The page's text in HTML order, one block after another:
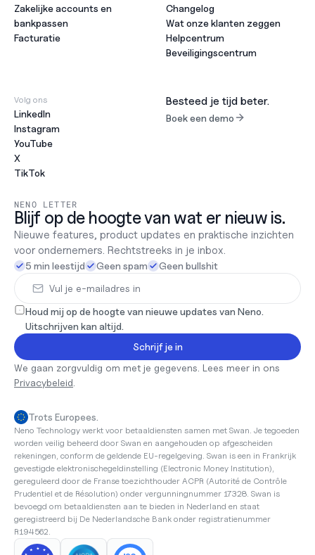
Zakelijke accounts en
bankpassen
Facturatie
Changelog
Wat onze klanten zeggen
Helpcentrum
Beveiligingscentrum
Volg ons
LinkedIn
Instagram
YouTube
X
TikTok
Besteed je tijd beter.
Boek een demo
NENO LETTER
Blijf op de hoogte van wat er nieuw is.
Nieuwe features, product updates en praktische inzichten
voor ondernemers. Rechtstreeks in je inbox.
5 min leestijd Geen spam Geen bullshit
Schrijf je in
Houd mij op de hoogte van nieuwe updates van Neno.
Uitschrijven kan altijd.
Privacybeleid
Trots Europees.
Neno Technology werkt voor betaaldiensten samen met Swan. Je tegoeden
worden veilig beheerd door Swan en aangehouden op afgescheiden
rekeningen, conform de geldende EU-regelgeving. Swan is een in Frankrijk
gevestigde elektronischegeldinstelling (Electronic Money Institution),
gereguleerd door de Franse toezichthouder ACPR (Autorité de Contrôle
Prudentiel et de Résolution) onder vergunningnummer 17328. Swan is
bevoegd om betaaldiensten aan te bieden in Nederland en staat
geregistreerd bij De Nederlandsche Bank onder registratienummer
R194562.